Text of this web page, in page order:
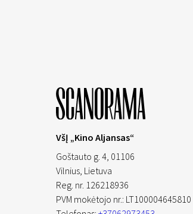
VšĮ „Kino Aljansas“
Goštauto g. 4, 01106
Vilnius, Lietuva
Reg. nr. 126218936
PVM mokėtojo nr.: LT100004645810